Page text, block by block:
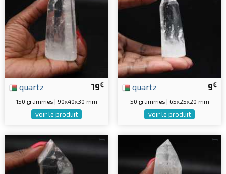
19€
quartz
150 grammes | 90x40x30 mm
voir le produit
9€
quartz
50 grammes | 65x25x20 mm
voir le produit